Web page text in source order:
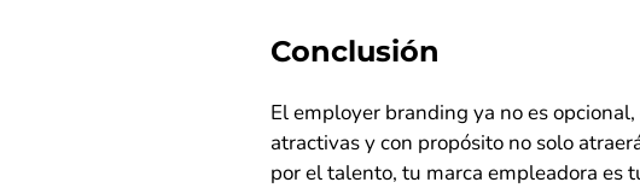
Conclusión
El employer branding ya no es
atractivas y con propósito no solo
por el talento, tu marca empleadora es